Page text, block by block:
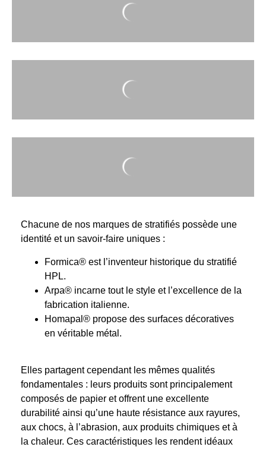
Chacune de nos marques de stratifiés possède une
identité et un savoir-faire uniques :
Formica® est l’inventeur historique du stratifié
HPL.
Arpa® incarne tout le style et l’excellence de la
fabrication italienne.
Homapal® propose des surfaces décoratives
en véritable métal.
Elles partagent cependant les mêmes qualités
fondamentales : leurs produits sont principalement
composés de papier et offrent une excellente
durabilité ainsi qu’une haute résistance aux rayures,
aux chocs, à l’abrasion, aux produits chimiques et à
la chaleur. Ces caractéristiques les rendent idéaux